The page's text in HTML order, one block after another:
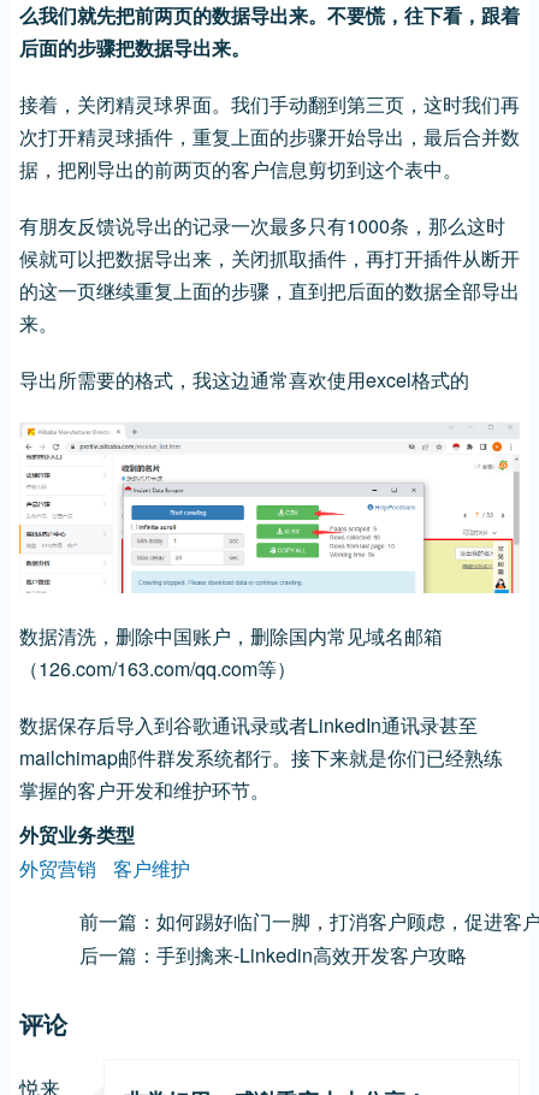
么我们就先把前两页的数据导出来。不要慌，往下看，跟着
后面的步骤把数据导出来。
接着，关闭精灵球界面。我们手动翻到第三页，这时我们再
次打开精灵球插件，重复上面的步骤开始导出，最后合并数
据，把刚导出的前两页的客户信息剪切到这个表中。
有朋友反馈说导出的记录一次最多只有1000条，那么这时
候就可以把数据导出来，关闭抓取插件，再打开插件从断开
的这一页继续重复上面的步骤，直到把后面的数据全部导出
来。
导出所需要的格式，我这边通常喜欢使用excel格式的
数据清洗，删除中国账户，删除国内常见域名邮箱
（126.com/163.com/qq.com等）
数据保存后导入到谷歌通讯录或者LinkedIn通讯录甚至
mailchimap邮件群发系统都行。接下来就是你们已经熟练
掌握的客户开发和维护环节。
外贸业务类型
外贸营销
客户维护
前一篇：如何踢好临门一脚，打消客户顾虑，促进客
后一篇：手到擒来-Linkedin高效开发客户攻略
评论
悦来